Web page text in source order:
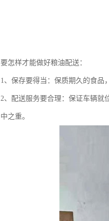
要怎样才能做好粮油配送：
1、保存要得当：保质期久的食品
2、配送服务要合理：保证车辆就
中之重。